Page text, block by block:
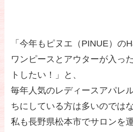
「今年もピヌエ（PINUE）の
ワンピースとアウターが入っ
トしたい！」と、
毎年人気のレディースアパレ
ちにしている方は多いのでは
私も長野県松本市でサロンを